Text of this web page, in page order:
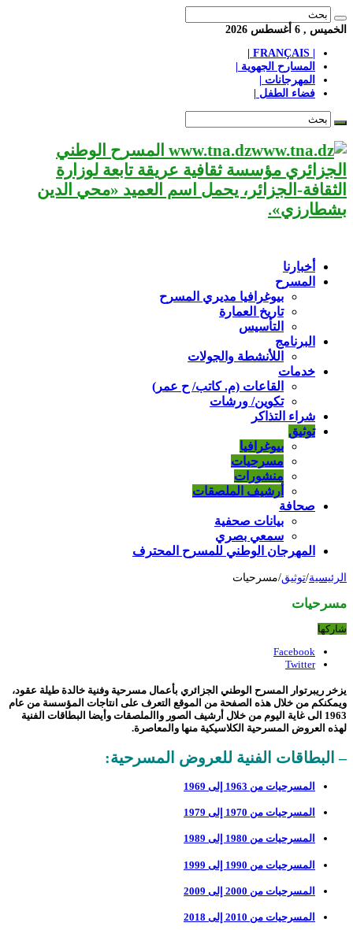
الخميس , 6 أغسطس 2026
المسارح الجهوية |
المهرجانات |
فضاء الطفل |
www.tna.dz المسرح الوطني
الجزائري مؤسسة ثقافية عريقة تابعة لوزارة
الثقافة-الجزائر، يحمل اسم العميد «محي الدين
بشطارزي».
أخبارنا
المسرح
بيوغرافيا مديري المسرح
تاريخ العمارة
التأسيس
البرنامج
اللأنشطة والجولات
خدمات
القاعات (م. كاتب/ ح عمر)
تكوين/ ورشات
شراء التذاكر
توثيق
بيوغرافيا
مسرحيات
منشورات
أرشيف الملصقات
صحافة
بيانات صحفية
سمعي بصري
المهرجان الوطني للمسرح المحترف
الرئيسية/توثيق/مسرحيات
مسرحيات
شاركها
Facebook
Twitter
يزخر ريبرتوار المسرح الوطني الجزائري بأعمال مسرحية وفنية خالدة طيلة عقود،
ويمكنكم من خلال هذه الصفحة من الموقع التعرف على انتاجات المؤسسة من عام
1963 الى غاية اليوم من خلال أرشيف الصور واالملصقات وأيضا البطاقات الفنية
لهذه العروض المسرحية الكلاسيكية منها والمعاصرة.
– البطاقات الفنية للعروض المسرحية:
المسرحيات من 1963 إلى 1969
المسرحيات من 1970 إلى 1979
المسرحيات من 1980 إلى 1989
المسرحيات من 1990 إلى 1999
المسرحيات من 2000 إلى 2009
المسرحيات من 2010 إلى 2018